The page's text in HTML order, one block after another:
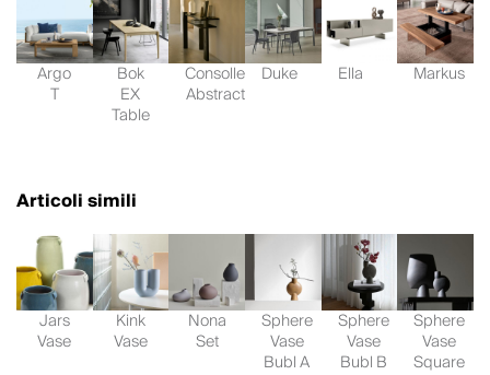
Argo
T
Bok
EX
Table
Consolle
Abstract
Duke Ella Markus
Articoli simili
Jars
Vase
Kink
Vase
Nona
Set
Sphere
Vase
Bubl A
Sphere
Vase
Bubl B
Sphere
Vase
Square